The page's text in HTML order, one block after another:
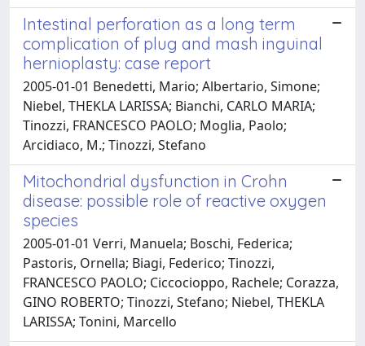
Intestinal perforation as a long term
complication of plug and mash inguinal
hernioplasty: case report
2005-01-01 Benedetti, Mario; Albertario, Simone;
Niebel, THEKLA LARISSA; Bianchi, CARLO MARIA;
Tinozzi, FRANCESCO PAOLO; Moglia, Paolo;
Arcidiaco, M.; Tinozzi, Stefano
Mitochondrial dysfunction in Crohn
disease: possible role of reactive oxygen
species
2005-01-01 Verri, Manuela; Boschi, Federica;
Pastoris, Ornella; Biagi, Federico; Tinozzi,
FRANCESCO PAOLO; Ciccocioppo, Rachele; Corazza,
GINO ROBERTO; Tinozzi, Stefano; Niebel, THEKLA
LARISSA; Tonini, Marcello